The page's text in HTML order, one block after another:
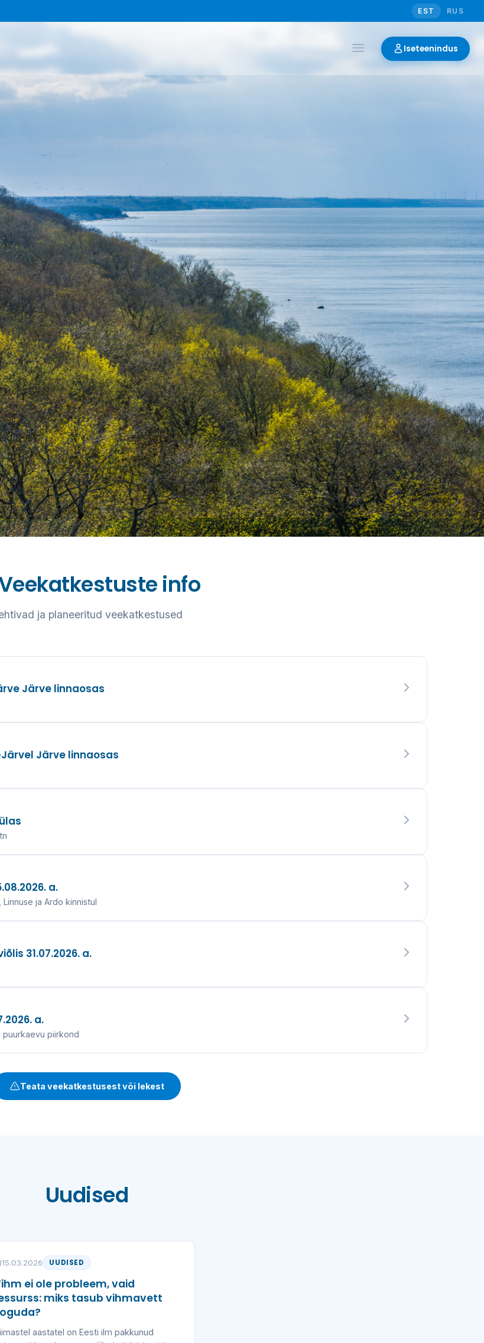
EST RUS
Iseteenindus
info
ja planeeritud veekatkestused
Järve linnaosas
Järve linnaosas
a.
ja Ardo kinnistul
31.07.2026. a.
a.
puurkaevu piirkond
Teata veekatkestusest või lekest
Uudised
15.03.2026 UUDISED
ei ole probleem, vaid
miks tasub vihmavett
aastatel on Eesti ilm pakkunud